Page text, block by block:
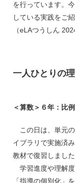
を行っています。
している実践をご紹
（eLAつうしん
一人ひとりの
＜算数＞６年：比
この日は、単元
イブラリで実施済
教材で復習しました
学習進度や理解
「指導の個別化」